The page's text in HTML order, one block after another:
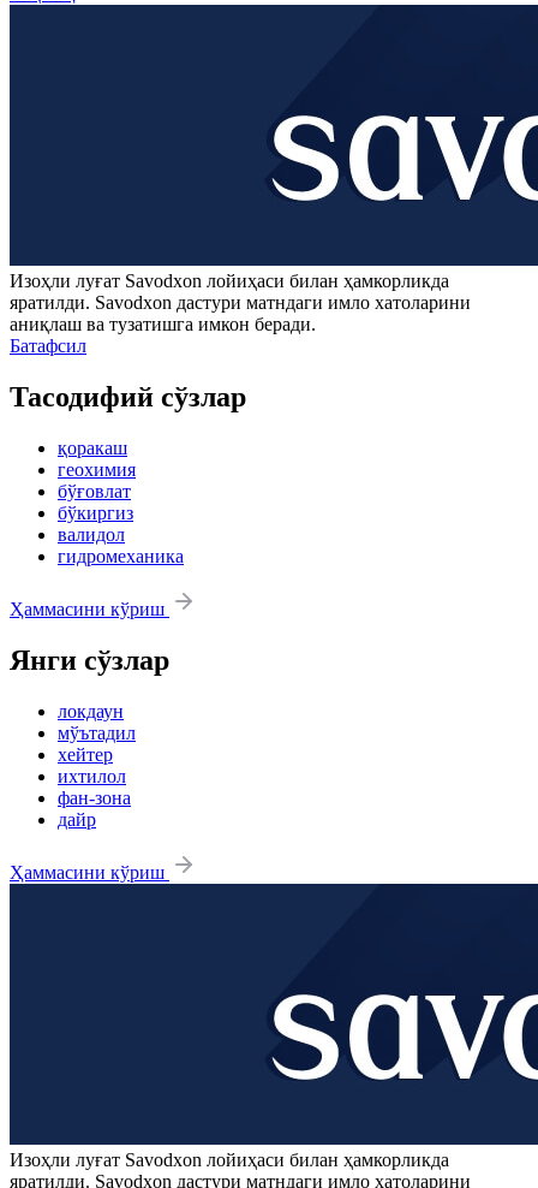
Изоҳли луғат Savodxon лойиҳаси билан ҳамкорликда
яратилди. Savodxon дастури матндаги имло хатоларини
аниқлаш ва тузатишга имкон беради.
Батафсил
Тасодифий сўзлар
қоракаш
геохимия
бўғовлат
бўкиргиз
валидол
гидромеханика
Ҳаммасини кўриш
Янги сўзлар
локдаун
мўътадил
хейтер
ихтилол
фан-зона
дайр
Ҳаммасини кўриш
Изоҳли луғат Savodxon лойиҳаси билан ҳамкорликда
яратилди. Savodxon дастури матндаги имло хатоларини